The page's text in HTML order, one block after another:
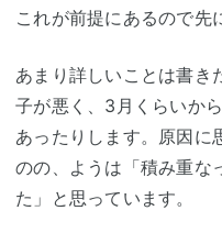
これが前提にあるので先
あまり詳しいことは書き
子が悪く、3月くらいか
あったりします。原因に
のの、ようは「積み重な
た」と思っています。